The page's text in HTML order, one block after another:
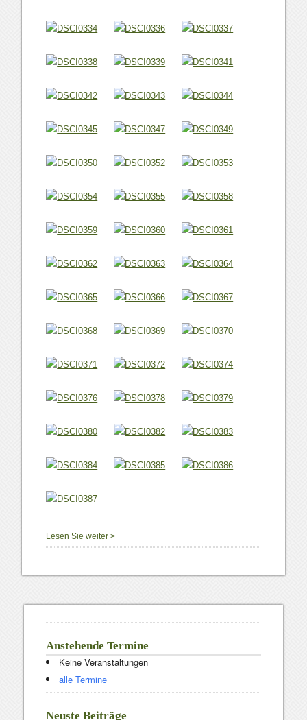
Lesen Sie weiter >
Anstehende Termine
Keine Veranstaltungen
alle Termine
Neuste Beiträge